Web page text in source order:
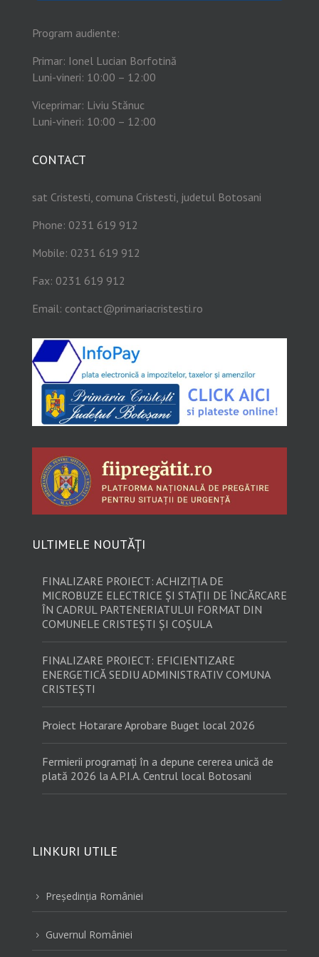
Program audiente:
Primar: Ionel Lucian Borfotină
Luni-vineri: 10:00 – 12:00
Viceprimar: Liviu Stănuc
Luni-vineri: 10:00 – 12:00
CONTACT
sat Cristesti, comuna Cristesti, judetul Botosani
Phone: 0231 619 912
Mobile: 0231 619 912
Fax: 0231 619 912
Email: contact@primariacristesti.ro
ULTIMELE NOUTĂȚI
FINALIZARE PROIECT: ACHIZIȚIA DE
MICROBUZE ELECTRICE ȘI STAȚII DE ÎNCĂRCARE
ÎN CADRUL PARTENERIATULUI FORMAT DIN
COMUNELE CRISTEȘTI ȘI COȘULA
FINALIZARE PROIECT: EFICIENTIZARE
ENERGETICĂ SEDIU ADMINISTRATIV COMUNA
CRISTEȘTI
Proiect Hotarare Aprobare Buget local 2026
Fermierii programați în a depune cererea unică de
plată 2026 la A.P.I.A. Centrul local Botosani
LINKURI UTILE
5 Preşedinţia României
5 Guvernul României